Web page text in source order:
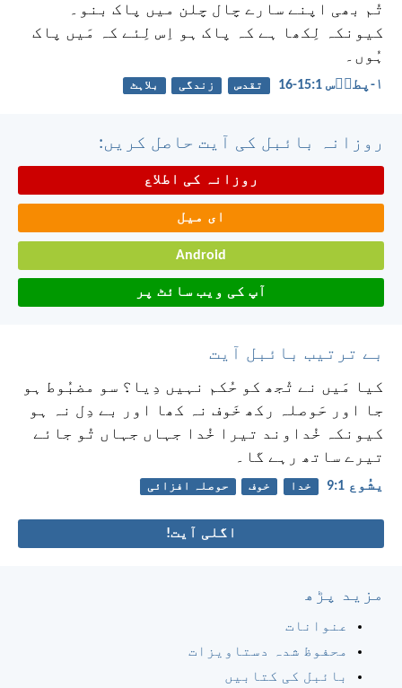
تُم بھی اپنے سارے چال چلن میں پاک بنو۔
کیونکہ لِکھا ہے کہ پاک ہو اِس لِئے کہ مَیں پاک
ہُوں۔
۱-پطرؔس 1:‏15-‏16 تقدس زندگی بلاہٹ
روزانہ بائبل کی آیت حاصل کریں:
روزانہ کی اطلاع
ای میل
Android
آپ کی ویب سائٹ پر
بے ترتیب بائبل آیت
کیا مَیں نے تُجھ کو حُکم نہیں دِیا؟ سو مضبُوط ہو
جا اور حَوصلہ رکھ خَوف نہ کھا اور بے دِل نہ ہو
کیونکہ خُداوند تیرا خُدا جہاں جہاں تُو جائے
تیرے ساتھ رہے گا۔
یشُوع 1:‏9 خدا خوف حوصلہ افزائی
اگلی آیت!
مزید پڑھ
عنوانات
محفوظ شدہ دستاویزات
بائبل کی کتابیں